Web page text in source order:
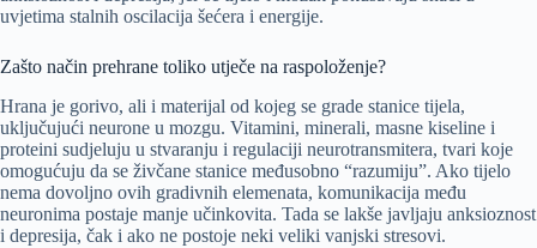
uvjetima stalnih oscilacija šećera i energije.
Zašto način prehrane toliko utječe na raspoloženje?
Hrana je gorivo, ali i materijal od kojeg se grade stanice tijela,
uključujući neurone u mozgu. Vitamini, minerali, masne kiseline i
proteini sudjeluju u stvaranju i regulaciji neurotransmitera, tvari koje
omogućuju da se živčane stanice međusobno “razumiju”. Ako tijelo
nema dovoljno ovih gradivnih elemenata, komunikacija među
neuronima postaje manje učinkovita. Tada se lakše javljaju anksioznost
i depresija, čak i ako ne postoje neki veliki vanjski stresovi.